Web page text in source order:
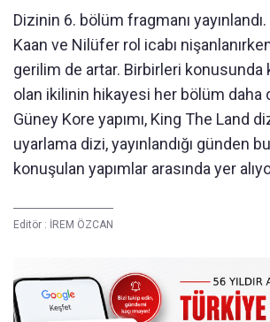
Dizinin 6. bölüm fragmanı
Kaan ve Nilüfer rol icabı
gerilim de artar. Birbirleri konusunda
olan ikilinin hikayesi her bölüm daha
Güney Kore yapımı, King The Land
uyarlama dizi, yayınlandığı günden
konuşulan yapımlar arasında yer
Editör : İREM ÖZCAN